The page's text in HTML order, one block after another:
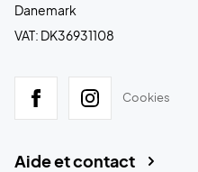
Danemark
VAT: DK36931108
Cookies
Aide et contact